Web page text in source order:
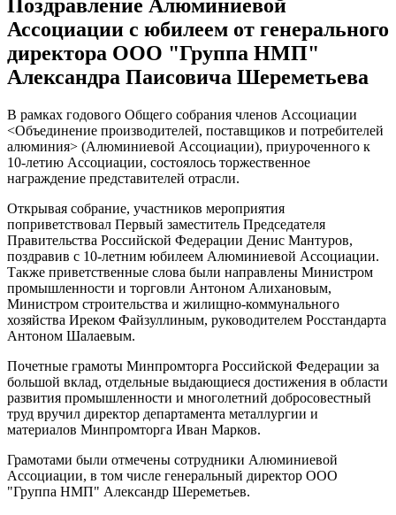
Поздравление Алюминиевой
Ассоциации с юбилеем от генерального
директора ООО "Группа НМП"
Александра Паисовича Шереметьева
В рамках годового Общего собрания членов Ассоциации
<Объединение производителей, поставщиков и потребителей
алюминия> (Алюминиевой Ассоциации), приуроченного к
10-летию Ассоциации, состоялось торжественное
награждение представителей отрасли.
Открывая собрание, участников мероприятия
поприветствовал Первый заместитель Председателя
Правительства Российской Федерации Денис Мантуров,
поздравив с 10-летним юбилеем Алюминиевой Ассоциации.
Также приветственные слова были направлены Министром
промышленности и торговли Антоном Алихановым,
Министром строительства и жилищно-коммунального
хозяйства Иреком Файзуллиным, руководителем Росстандарта
Антоном Шалаевым.
Почетные грамоты Минпромторга Российской Федерации за
большой вклад, отдельные выдающиеся достижения в области
развития промышленности и многолетний добросовестный
труд вручил директор департамента металлургии и
материалов Минпромторга Иван Марков.
Грамотами были отмечены сотрудники Алюминиевой
Ассоциации, в том числе генеральный директор ООО
"Группа НМП" Александр Шереметьев.